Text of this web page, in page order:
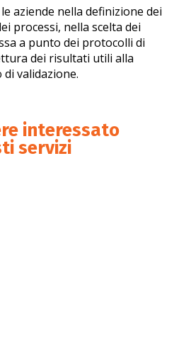
aziende nella definizione dei
processi, nella scelta dei
a punto dei protocolli di
dei risultati utili alla
validazione.
interessato
servizi